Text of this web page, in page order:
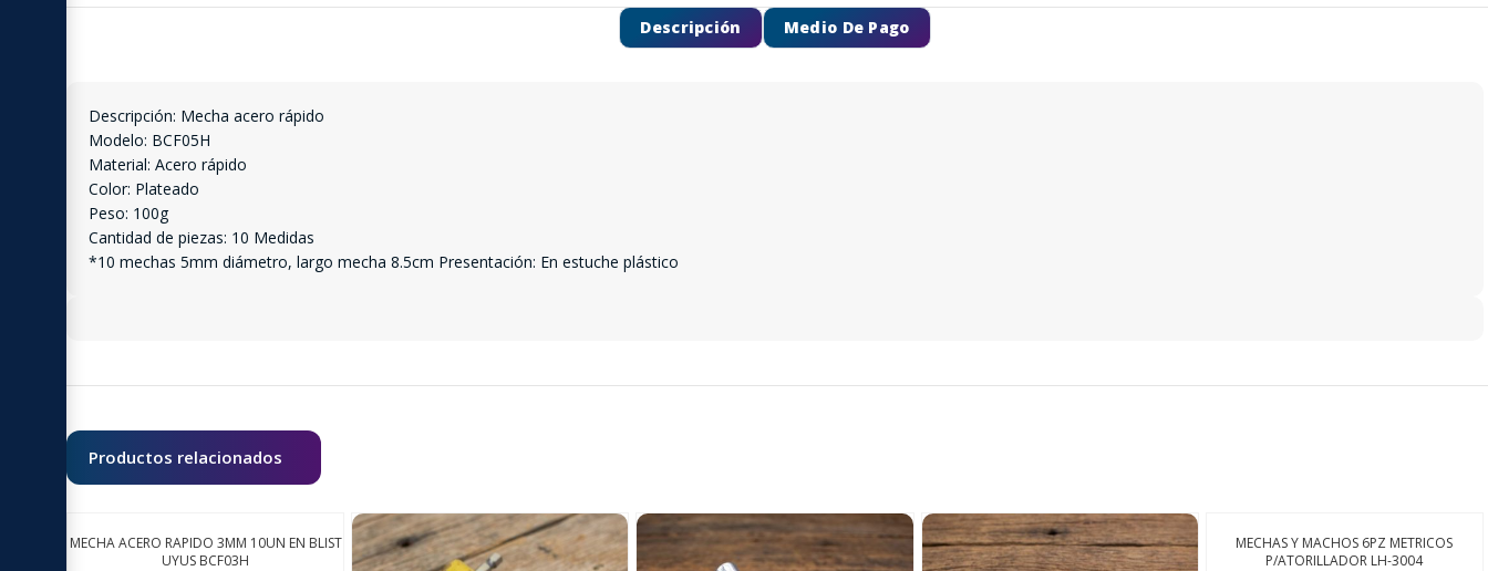
Descripción Medio De Pago
Descripción: Mecha acero rápido
Modelo: BCF05H
Material: Acero rápido
Color: Plateado
Peso: 100g
Cantidad de piezas: 10 Medidas
*10 mechas 5mm diámetro, largo mecha 8.5cm Presentación: En estuche plástico
Productos relacionados
MECHA ACERO RAPIDO 3MM 10UN EN BLIST
UYUS BCF03H
MECHAS Y MACHOS 6PZ METRICOS
P/ATORILLADOR LH-3004